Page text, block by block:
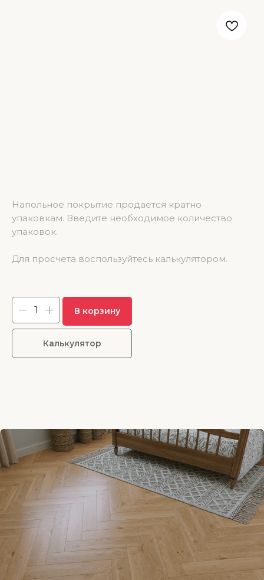
Напольное покрытие продается кратно
упаковкам. Введите необходимое количество
упаковок.
Для просчета воспользуйтесь калькулятором.
В корзину
Калькулятор